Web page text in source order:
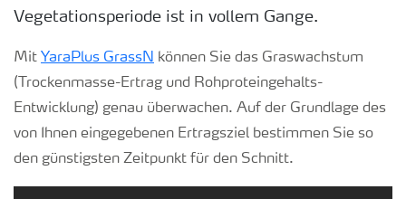
Vegetationsperiode ist in vollem Gange.
Mit YaraPlus GrassN können Sie das Graswachstum
(Trockenmasse-Ertrag und Rohproteingehalts-
Entwicklung) genau überwachen. Auf der Grundlage des
von Ihnen eingegebenen Ertragsziel bestimmen Sie so
den günstigsten Zeitpunkt für den Schnitt.